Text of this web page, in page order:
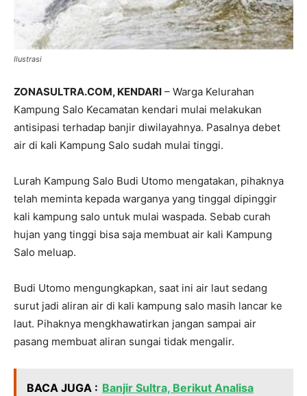
Ilustrasi
ZONASULTRA.COM, KENDARI – Warga Kelurahan
Kampung Salo Kecamatan kendari mulai melakukan
antisipasi terhadap banjir diwilayahnya. Pasalnya debet
air di kali Kampung Salo sudah mulai tinggi.
Lurah Kampung Salo Budi Utomo mengatakan, pihaknya
telah meminta kepada warganya yang tinggal dipinggir
kali kampung salo untuk mulai waspada. Sebab curah
hujan yang tinggi bisa saja membuat air kali Kampung
Salo meluap.
Budi Utomo mengungkapkan, saat ini air laut sedang
surut jadi aliran air di kali kampung salo masih lancar ke
laut. Pihaknya mengkhawatirkan jangan sampai air
pasang membuat aliran sungai tidak mengalir.
BACA JUGA : Banjir Sultra, Berikut Analisa